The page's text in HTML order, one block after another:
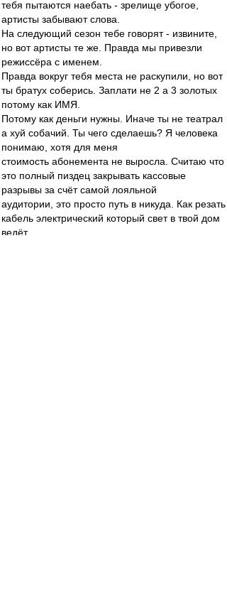
тебя пытаются наебать - зрелище убогое,
артисты забывают слова.
На следующий сезон тебе говорят - извините,
но вот артисты те же. Правда мы привезли
режиссёра с именем.
Правда вокруг тебя места не раскупили, но вот
ты братух соберись. Заплати не 2 а 3 золотых
потому как ИМЯ.
Потому как деньги нужны. Иначе ты не театрал
а хуй собачий. Ты чего сделаешь? Я человека
понимаю, хотя для меня
стоимость абонемента не выросла. Считаю что
это полный пиздец закрывать кассовые
разрывы за счёт самой лояльной
аудитории, это просто путь в никуда. Как резать
кабель электрический который свет в твой дом
ведёт.